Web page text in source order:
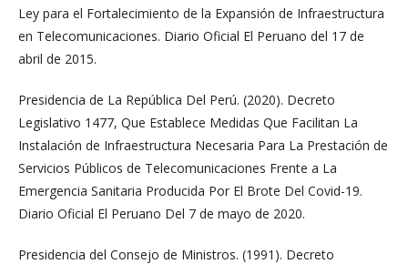
Ley para el Fortalecimiento de la Expansión de Infraestructura
en Telecomunicaciones. Diario Oficial El Peruano del 17 de
abril de 2015.
Presidencia de La República Del Perú. (2020). Decreto
Legislativo 1477, Que Establece Medidas Que Facilitan La
Instalación de Infraestructura Necesaria Para La Prestación de
Servicios Públicos de Telecomunicaciones Frente a La
Emergencia Sanitaria Producida Por El Brote Del Covid-19.
Diario Oficial El Peruano Del 7 de mayo de 2020.
Presidencia del Consejo de Ministros. (1991). Decreto